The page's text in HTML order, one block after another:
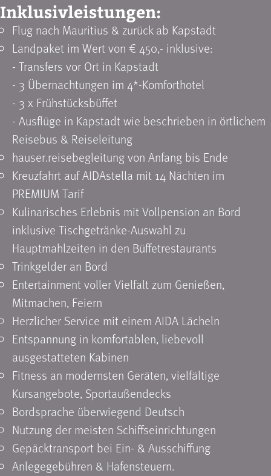
Inklusivleistungen:
Flug nach Mauritius & zurück ab Kapstadt
Landpaket im Wert von € 450,- inklusive:
- Transfers vor Ort in Kapstadt
- 3 Übernachtungen im 4*-Komforthotel
- 3 x Frühstücksbüffet
- Ausflüge in Kapstadt wie beschrieben in örtlichem
Reisebus & Reiseleitung
hauser.reisebegleitung von Anfang bis Ende
Kreuzfahrt auf AIDAstella mit 14 Nächten im
PREMIUM Tarif
Kulinarisches Erlebnis mit Vollpension an Bord
inklusive Tischgetränke-Auswahl zu
Hauptmahlzeiten in den Büffetrestaurants
Trinkgelder an Bord
Entertainment voller Vielfalt zum Genießen,
Mitmachen, Feiern
Herzlicher Service mit einem AIDA Lächeln
Entspannung in komfortablen, liebevoll
ausgestatteten Kabinen
Fitness an modernsten Geräten, vielfältige
Kursangebote, Sportaußendecks
Bordsprache überwiegend Deutsch
Nutzung der meisten Schiffseinrichtungen
Gepäcktransport bei Ein- & Ausschiffung
Anlegegebühren & Hafensteuern.